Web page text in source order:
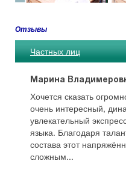
Отзывы
Частных лиц
Марина
Хочется сказать
очень интересный,
увлекательный
языка. Благодаря
состава этот
сложным...